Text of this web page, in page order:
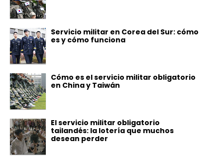
Servicio militar en Corea del Sur: cómo
es y cómo funciona
Cómo es el servicio militar obligatorio
en China y Taiwán
El servicio militar obligatorio
tailandés: la lotería que muchos
desean perder